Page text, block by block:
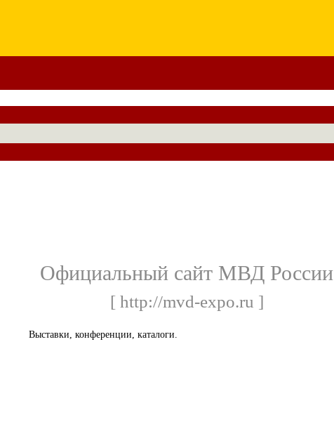
Официальный сайт МВД России
[ http://mvd-expo.ru ]
Выставки, конференции, каталоги.